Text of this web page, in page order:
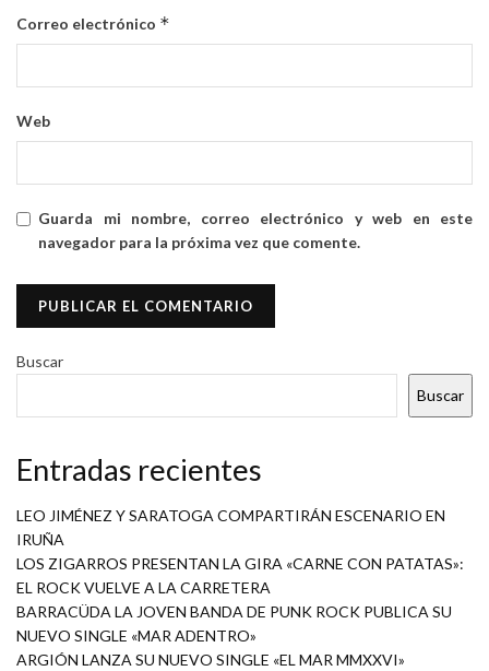
Correo electrónico *
Web
Guarda mi nombre, correo electrónico y web en este
navegador para la próxima vez que comente.
Buscar
Buscar
Entradas recientes
LEO JIMÉNEZ Y SARATOGA COMPARTIRÁN ESCENARIO EN
IRUÑA
LOS ZIGARROS PRESENTAN LA GIRA «CARNE CON PATATAS»:
EL ROCK VUELVE A LA CARRETERA
BARRACÜDA LA JOVEN BANDA DE PUNK ROCK PUBLICA SU
NUEVO SINGLE «MAR ADENTRO»
ARGIÓN LANZA SU NUEVO SINGLE «EL MAR MMXXVI»